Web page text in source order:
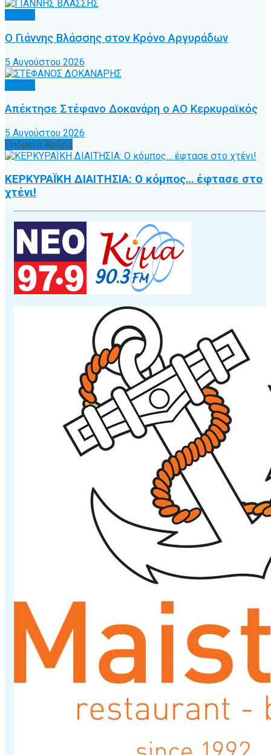
Ο Γιάννης Βλάσσης στον Κρόνο Αργυράδων
5 Αυγούστου 2026
Απέκτησε Στέφανο Δοκανάρη ο ΑΟ Κερκυραϊκός
5 Αυγούστου 2026
Επόμενο Άρθρο
ΚΕΡΚΥΡΑΪΚΗ ΔΙΑΙΤΗΣΙΑ: Ο κόμπος… έφτασε στο
χτένι!